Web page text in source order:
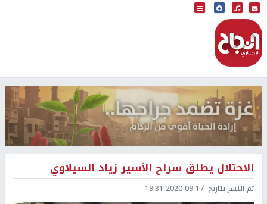
البث المباشر
إذاعة النجاح
الاحتلال يطلق سراح الأسير زياد السيلاوي
تم النشر بتاريخ: 2020-09-17 19:31